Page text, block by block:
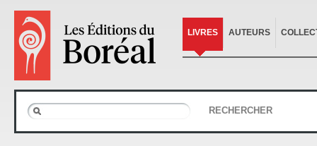
LIVRES AUTEURS
RECHERCHER